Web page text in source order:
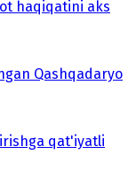
haqiqatini aks
Qashqadaryo
qat'iyatli